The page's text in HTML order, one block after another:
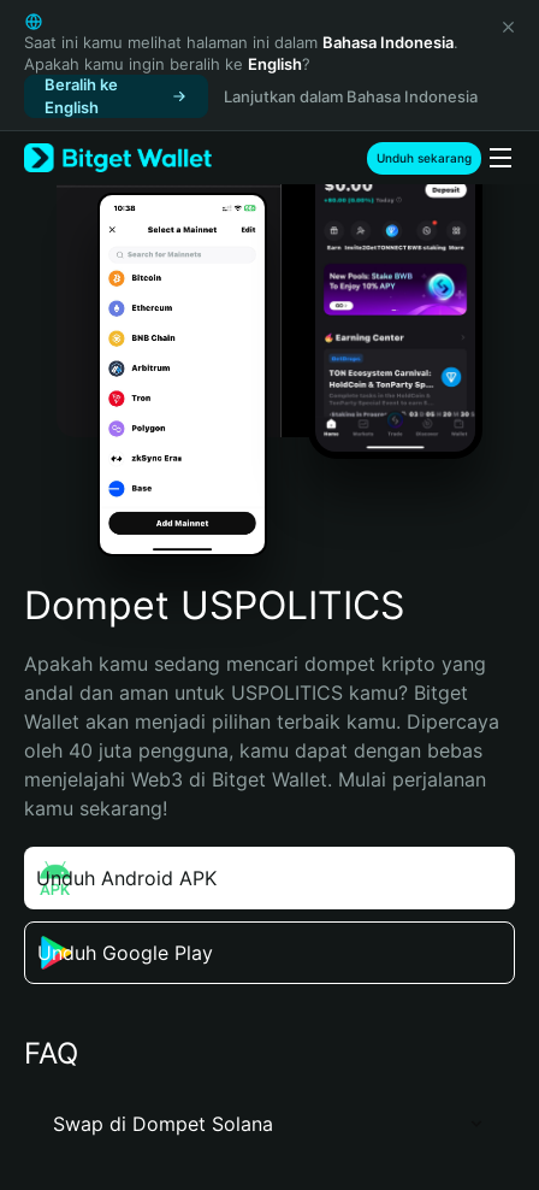
English
日本語
Tiếng Việt
Русский
Español (Latinoamérica)
Türkçe
Italiano
Português (Portugal)
Bahasa Indonesia
Português (Brasil)
Español (Argentina)
Saat ini kamu melihat halaman ini dalam Bahasa Indonesia.
Apakah kamu ingin beralih ke English?
Beralih ke
English
Lanjutkan dalam Bahasa Indonesia
Unduh sekarang
Dompet USPOLITICS
Apakah kamu sedang mencari dompet kripto yang
andal dan aman untuk USPOLITICS kamu? Bitget
Wallet akan menjadi pilihan terbaik kamu. Dipercaya
oleh 40 juta pengguna, kamu dapat dengan bebas
menjelajahi Web3 di Bitget Wallet. Mulai perjalanan
kamu sekarang!
Unduh Android APK
Unduh Google Play
FAQ
Swap di Dompet Solana